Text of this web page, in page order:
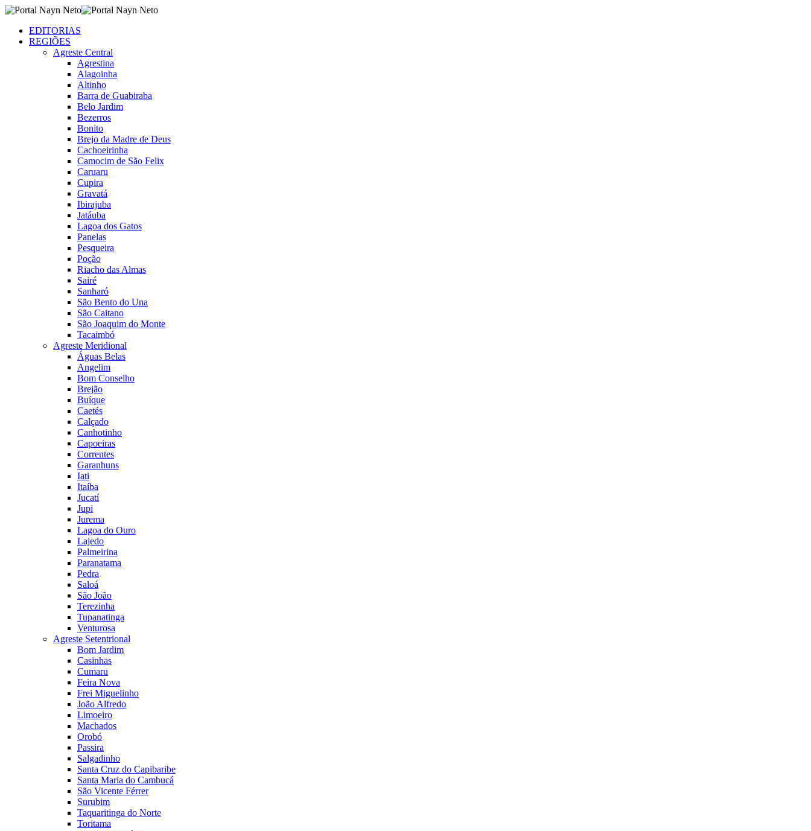
EDITORIAS
REGIÕES
Agreste Central
Agrestina
Alagoinha
Altinho
Barra de Guabiraba
Belo Jardim
Bezerros
Bonito
Brejo da Madre de Deus
Cachoeirinha
Camocim de São Felix
Caruaru
Cupira
Gravatá
Ibirajuba
Jatáuba
Lagoa dos Gatos
Panelas
Pesqueira
Poção
Riacho das Almas
Sairé
Sanharó
São Bento do Una
São Caitano
São Joaquim do Monte
Tacaimbó
Agreste Meridional
Águas Belas
Angelim
Bom Conselho
Brejão
Buíque
Caetés
Calçado
Canhotinho
Capoeiras
Correntes
Garanhuns
Iati
Itaíba
Jucatí
Jupi
Jurema
Lagoa do Ouro
Lajedo
Palmeirina
Paranatama
Pedra
Saloá
São João
Terezinha
Tupanatinga
Venturosa
Agreste Setentrional
Bom Jardim
Casinhas
Cumaru
Feira Nova
Frei Miguelinho
João Alfredo
Limoeiro
Machados
Orobó
Passira
Salgadinho
Santa Cruz do Capibaribe
Santa Maria do Cambucá
São Vicente Férrer
Surubim
Taquaritinga do Norte
Toritama